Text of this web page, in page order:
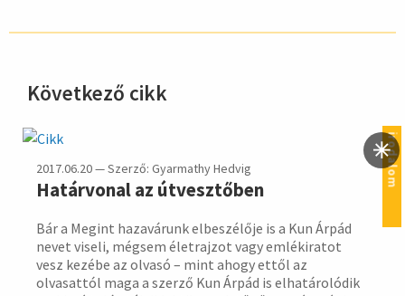
Következő cikk
irodalom
2017.06.20 — Szerző: Gyarmathy Hedvig
Határvonal az útvesztőben
Bár a Megint hazavárunk elbeszélője is a Kun Árpád
nevet viseli, mégsem életrajzot vagy emlékiratot
vesz kezébe az olvasó – mint ahogy ettől az
olvasattól maga a szerző Kun Árpád is elhatárolódik